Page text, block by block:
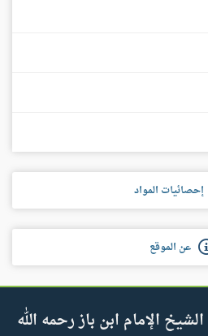
إحصائيات المواد
عن الموقع
الإمام ابن باز رحمه الله